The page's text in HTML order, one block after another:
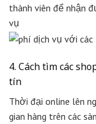
thành viên để nhận
vụ
4. Cách tìm các
tín
Thời đại online lên
gian hàng trên các